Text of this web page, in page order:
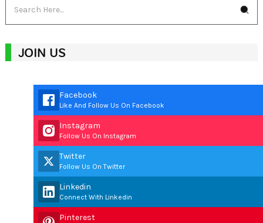
JOIN US
Facebook
Like And Follow Us On Facebook
Instagram
Follow Us On Instagram
Twitter
Follow Us On Twitter
Linkedin
Connect With Linkedin
Pinterest